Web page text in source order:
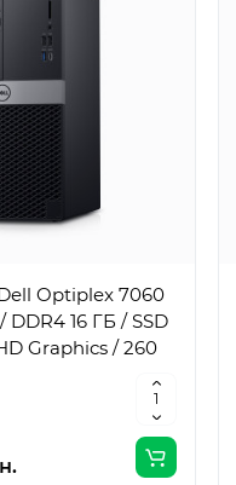
Optiplex 7060
DDR4 16 ГБ / SSD
Graphics / 260